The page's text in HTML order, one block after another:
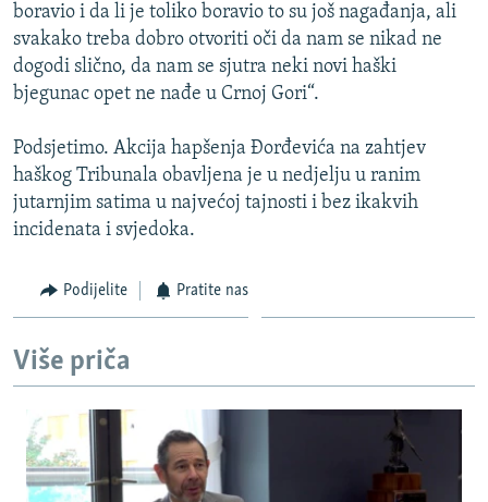
boravio i da li je toliko boravio to su još nagađanja, ali
svakako treba dobro otvoriti oči da nam se nikad ne
dogodi slično, da nam se sjutra neki novi haški
bjegunac opet ne nađe u Crnoj Gori“.
Podsjetimo. Akcija hapšenja Đorđevića na zahtjev
haškog Tribunala obavljena je u nedjelju u ranim
jutarnjim satima u najvećoj tajnosti i bez ikakvih
incidenata i svjedoka.
Podijelite Pratite nas
Više priča